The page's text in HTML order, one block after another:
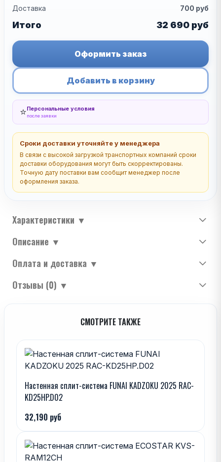
Доставка
700 руб
Итого 32 690 руб
Оформить заказ
Добавить в корзину
⭐Персональные условия
после заявки
Сроки доставки уточняйте у менеджера
В связи с высокой загрузкой транспортных компаний сроки
доставки оборудования могут быть скорректированы.
Точную дату поставки вам сообщит менеджер после
оформления заказа.
Характеристики ▼
Описание ▼
Оплата и доставка ▼
Отзывы (0) ▼
СМОТРИТЕ ТАКЖЕ
Настенная сплит-система FUNAI KADZOKU 2025 RAC-
KD25HP.D02
32,190 руб